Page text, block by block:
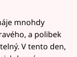
mnohdy
a polibek
V tento den,